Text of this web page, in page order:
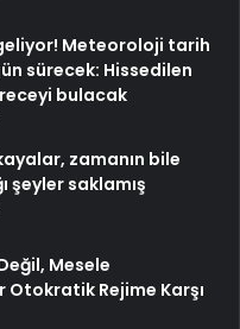
Meteoroloji tarih
sürecek: Hissedilen
bulacak
zamanın bile
şeyler saklamış
Mesele
Otokratik Rejime Karşı